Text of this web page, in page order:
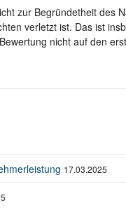
zur Begründetheit des
verletzt ist. Das ist
nicht auf den
17.03.2025